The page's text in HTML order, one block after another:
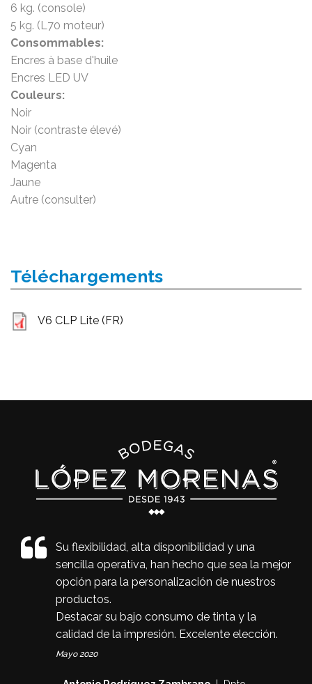
6 kg. (console)
5 kg. (L70 moteur)
Consommables:
Encres à base d'huile
Encres LED UV
Couleurs:
Noir
Noir (contraste élevé)
Cyan
Magenta
Jaune
Autre (consulter)
Téléchargements
V6 CLP Lite (FR)
Su flexibilidad, alta disponibilidad y una
sencilla operativa, han hecho que sea la mejor
opción para la personalización de nuestros
productos.
Destacar su bajo consumo de tinta y la
calidad de la impresión. Excelente elección.
Mayo 2020